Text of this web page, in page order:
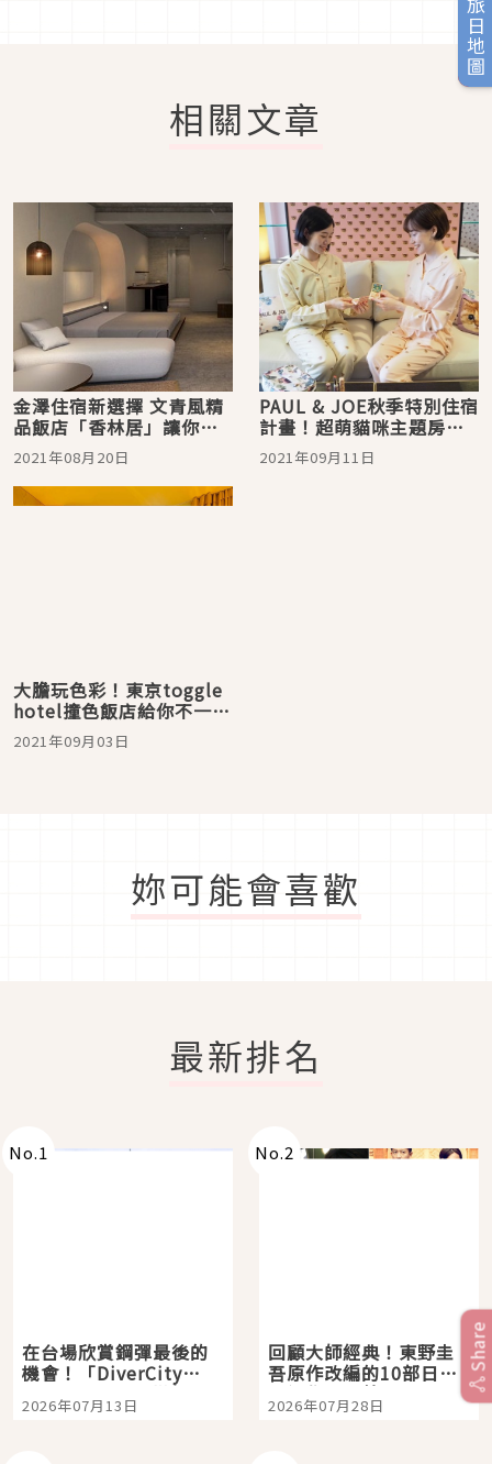
旅日地圖
相關文章
金澤住宿新選擇 文青風精
品飯店「香林居」讓你體
驗浮遊瞑想
2021年08月20日
PAUL & JOE秋季特別住宿
計畫！超萌貓咪主題房間
讓你少女心大開
2021年09月11日
大膽玩色彩！東京toggle
hotel撞色飯店給你不一樣
的住宿體驗
2021年09月03日
妳可能會喜歡
最新排名
No.1
在台場欣賞鋼彈最後的
機會！「DiverCity
Tokyo Plaza」搭船、
購物、美食及夜景，一
2026年07月13日
No.2
回顧大師經典！東野圭
吾原作改編的10部日本
影視作品推薦
2026年07月28日
Share